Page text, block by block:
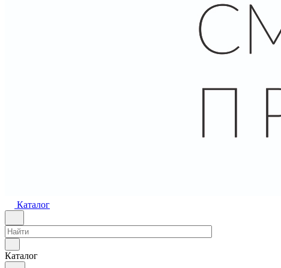
Каталог
Каталог